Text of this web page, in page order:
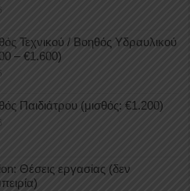
Τεχνικού / Βοηθός Υδραυλικού
– €1.600)
Παιδιάτρου (μισθός: €1.200)
Θέσεις εργασίας (δεν